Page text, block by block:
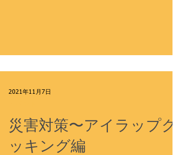
災害対策〜アイラップク
ッキング編
2021年11月7日